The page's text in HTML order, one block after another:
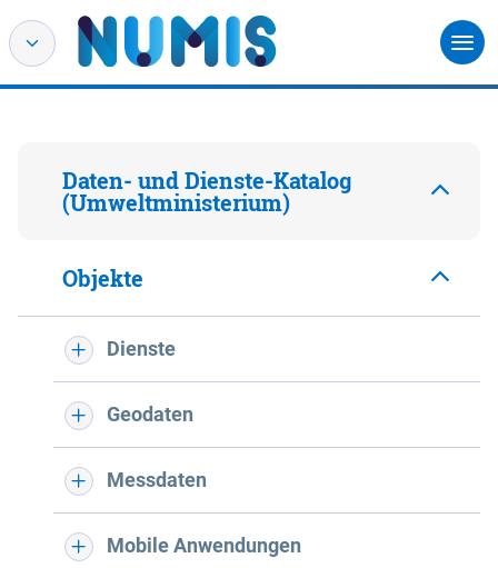
Daten- und Dienste-Katalog
(Umweltministerium)
Objekte
Dienste
Geodaten
Messdaten
Mobile Anwendungen